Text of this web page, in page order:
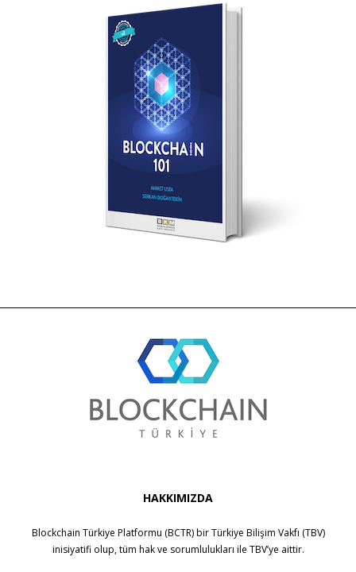
HAKKIMIZDA
Blockchain Türkiye Platformu (BCTR) birTürkiye Bilişim Vakfı (TBV)
inisiyatifi olup, tüm hak ve sorumlulukları ile TBV’ye aittir.